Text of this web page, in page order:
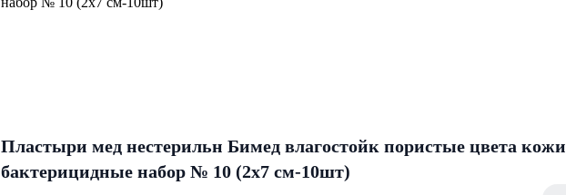
Пластыри мед нестерильн Бимед влагостойк пористые цвета кожи
бактерицидные набор № 10 (2х7 см-10шт)